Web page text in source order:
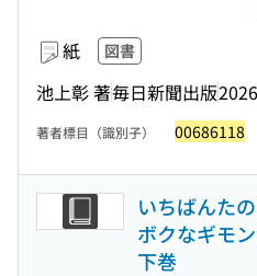
紙 図書
池上彰 著毎日新聞出版
著者標目（識別子） 00686118
いちばんた
ボクなギモ
下巻